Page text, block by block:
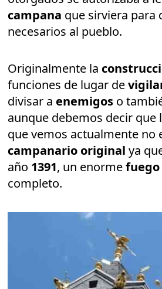
campana que sirviera para
necesarios al pueblo.
Originalmente la
funciones de lugar de
divisar a enemigos o
aunque debemos decir que
que vemos actualmente no
campanario original ya
año 1391, un enormefuego
completo.